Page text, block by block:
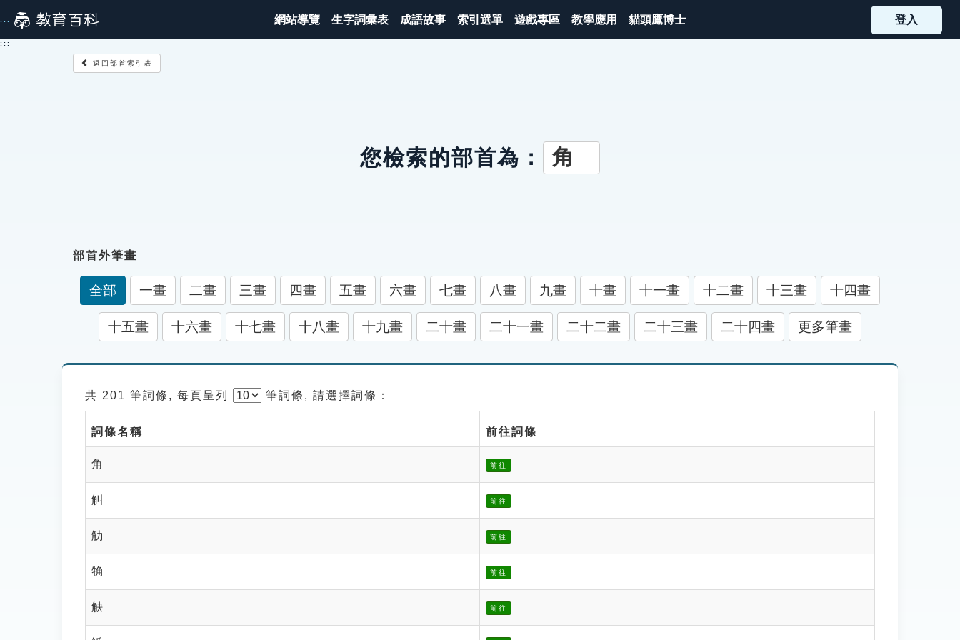
到
主
::: 網站導覽 生字詞彙表 成語故事 索引選單 遊戲專區 教學應用 貓頭鷹博士 登入
:::
返回部首索引表
您檢索的部首為： 角
部首外筆畫
全部 一畫 二畫 三畫 四畫 五畫 六畫 七畫 八畫 九畫 十畫 十一畫 十二畫 十三畫 十四畫
十五畫 十六畫 十七畫 十八畫 十九畫 二十畫 二十一畫 二十二畫 二十三畫 二十四畫 更多筆畫
共 201 筆詞條, 每頁呈列 筆詞條, 請選擇詞條：
詞條名稱 前往詞條
角 前往
觓 前往
觔 前往
觕 前往
觖 前往